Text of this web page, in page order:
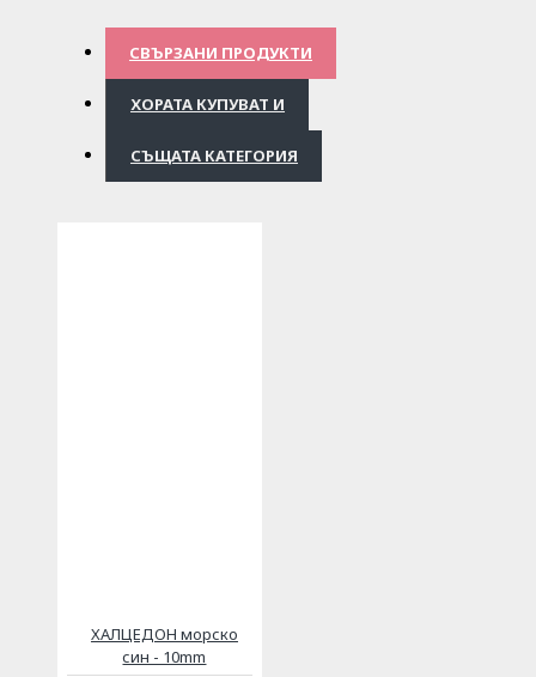
СВЪРЗАНИ ПРОДУКТИ
ХОРАТА КУПУВАТ И
СЪЩАТА КАТЕГОРИЯ
ХАЛЦЕДОН морско
син - 10mm